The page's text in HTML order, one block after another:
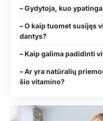
– Gydytoja, kuo
– O kaip tuomet susijęs
dantys?
– Kaip galima padidinti
– Ar yra natūralių
šio vitamino?